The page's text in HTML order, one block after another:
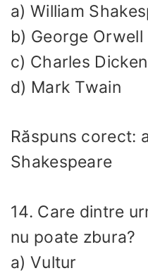
a) William
b) George Orwell
c) Charles
d) Mark Twain
Răspuns corect:
Shakespeare
14. Care dintre
nu poate zbura?
a) Vultur